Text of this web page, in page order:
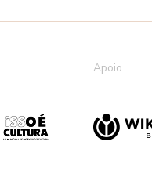
Apoio